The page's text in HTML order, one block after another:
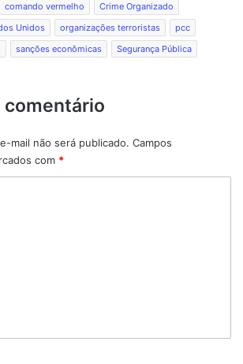
comando vermelho
Crime Organizado
Unidos organizações terroristas
pcc
sanções econômicas Segurança Pública
comentário
mail não será publicado. Campos
com *